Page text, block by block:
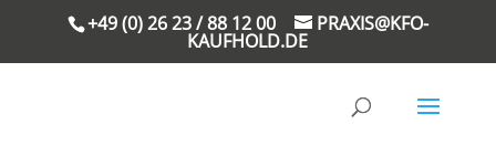
+49 (0) 26 23 / 88 12 00 PRAXIS@KFO-
KAUFHOLD.DE